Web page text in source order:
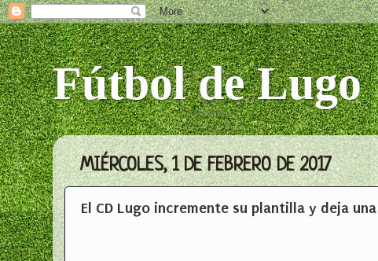
Fútbol de Lugo
MIÉRCOLES, 1 DE FEBRERO DE 2017
El CD Lugo incremente su plantilla y deja